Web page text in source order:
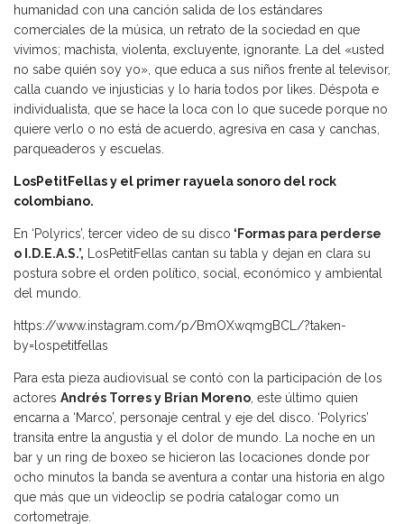
humanidad con una canción salida de los estándares
comerciales de la música, un retrato de la sociedad en que
vivimos; machista, violenta, excluyente, ignorante. La del «usted
no sabe quién soy yo», que educa a sus niños frente al televisor,
calla cuando ve injusticias y lo haría todos por likes. Déspota e
individualista, que se hace la loca con lo que sucede porque no
quiere verlo o no está de acuerdo, agresiva en casa y canchas,
parqueaderos y escuelas.
LosPetitFellas y el primer rayuela sonoro del rock
colombiano.
En ‘Polyrics’, tercer video de su disco ‘Formas para perderse
o I.D.E.A.S.’, LosPetitFellas cantan su tabla y dejan en clara su
postura sobre el orden político, social, económico y ambiental
del mundo.
https://www.instagram.com/p/BmOXwqmgBCL/?taken-
by=lospetitfellas
Para esta pieza audiovisual se contó con la participación de los
actores Andrés Torres y Brian Moreno, este último quien
encarna a ‘Marco’, personaje central y eje del disco. ‘Polyrics’
transita entre la angustia y el dolor de mundo. La noche en un
bar y un ring de boxeo se hicieron las locaciones donde por
ocho minutos la banda se aventura a contar una historia en algo
que más que un videoclip se podría catalogar como un
cortometraje.